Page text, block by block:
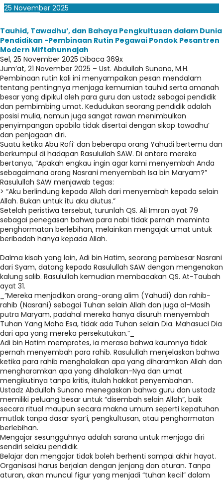
25 November 2025
Tauhid, Tawadhu’, dan Bahaya Pengkultusan dalam Dunia
Pendidikan -Pembinaan Rutin Pegawai Pondok Pesantren
Modern Miftahunnajah
Sel, 25 November 2025 Dibaca 369x
Jum’at, 21 November 2025 – Ust. Abdullah Sunono, M.H.
Pembinaan rutin kali ini menyampaikan pesan mendalam
tentang pentingnya menjaga kemurnian tauhid serta amanah
besar yang dipikul oleh para guru dan ustadz sebagai pendidik
dan pembimbing umat. Kedudukan seorang pendidik adalah
posisi mulia, namun juga sangat rawan menimbulkan
penyimpangan apabila tidak disertai dengan sikap tawadhu’
dan penjagaan diri.
Suatu ketika Abu Rofi’ dan beberapa orang Yahudi bertemu dan
berkumpul di hadapan Rasulullah SAW. Di antara mereka
bertanya, “Apakah engkau ingin agar kami menyembah Anda
sebagaimana orang Nasrani menyembah Isa bin Maryam?”
Rasulullah SAW menjawab tegas:
> “Aku berlindung kepada Allah dari menyembah kepada selain
Allah. Bukan untuk itu aku diutus.”
Setelah peristiwa tersebut, turunlah QS. Ali Imran ayat 79
sebagai penegasan bahwa para nabi tidak pernah meminta
penghormatan berlebihan, melainkan mengajak umat untuk
beribadah hanya kepada Allah.
Dalma kisah yang lain, Adi bin Hatim, seorang pembesar Nasrani
dari Syam, datang kepada Rasulullah SAW dengan mengenakan
kalung salib. Rasulullah kemudian membacakan QS. At-Taubah
ayat 31.
_”Mereka menjadikan orang-orang alim (Yahudi) dan rahib-
rahib (Nasrani) sebagai Tuhan selain Allah dan juga al-Masih
putra Maryam, padahal mereka hanya disuruh menyembah
Tuhan Yang Maha Esa, tidak ada Tuhan selain Dia. Mahasuci Dia
dari apa yang mereka persekutukan.”_
Adi bin Hatim memprotes, ia merasa bahwa kaumnya tidak
pernah menyembah para rahib. Rasulullah menjelaskan bahwa
ketika para rahib menghalalkan apa yang diharamkan Allah dan
mengharamkan apa yang dihalalkan-Nya dan umat
mengikutinya tanpa kritis, itulah hakikat penyembahan.
Ustadz Abdullah Sunono menegaskan bahwa guru dan ustadz
memiliki peluang besar untuk “disembah selain Allah”, baik
secara ritual maupun secara makna umum seperti kepatuhan
mutlak tanpa dasar syar’i, pengkultusan, atau penghormatan
berlebihan.
Mengajar sesungguhnya adalah sarana untuk menjaga diri
sendiri selaku pendidik.
Belajar dan mengajar tidak boleh berhenti sampai akhir hayat.
Organisasi harus berjalan dengan jenjang dan aturan. Tanpa
aturan, akan muncul figur yang menjadi “tuhan kecil” dalam